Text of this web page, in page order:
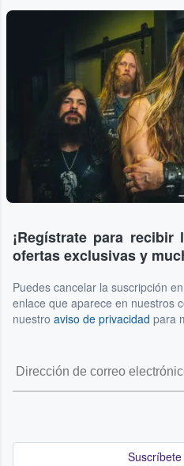
¡Regístrate para recibir
ofertas exclusivas y
Puedes cancelar la suscripción
enlace que aparece en nuestros
nuestro aviso de privacidad para